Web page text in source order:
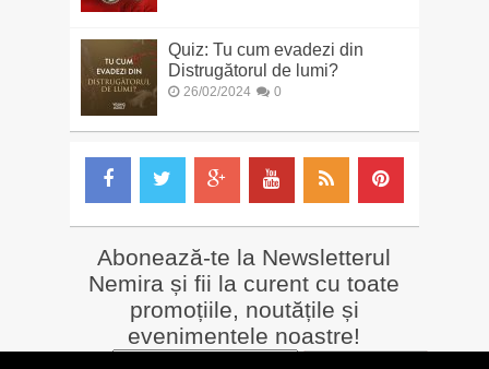
Quiz: Tu cum evadezi din
Distrugătorul de lumi?
26/02/2024 0
Abonează-te la Newsletterul
Nemira și fii la curent cu toate
promoțiile, noutățile și
evenimentele noastre!